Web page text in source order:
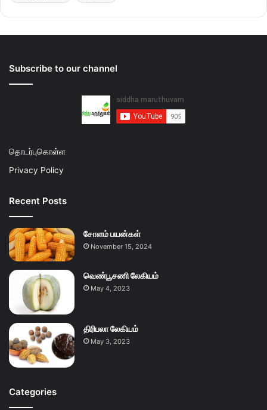
Subscribe to our channel
தொடர்புகொள்ள
Privacy Policy
Recent Posts
சோளம் பயன்கள்
November 15, 2024
வெண்பூசணி லேகியம்
May 4, 2023
திரிபலா லேகியம்
May 3, 2023
Categories